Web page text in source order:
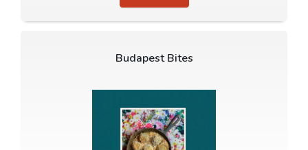
Budapest Bites